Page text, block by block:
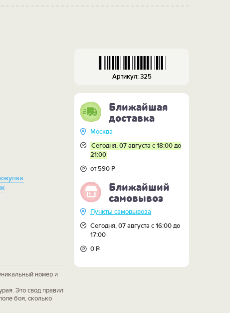
номер и
Это свод правил
боя, сколько
Артикул: 325
Ближайшая
доставка
Москва
Сегодня, 07 августа с 18:00 до
21:00
от 590Р
Ближайший
самовывоз
Пункты самовывоза
Сегодня, 07 августа с 16:00 до
17:00
0Р